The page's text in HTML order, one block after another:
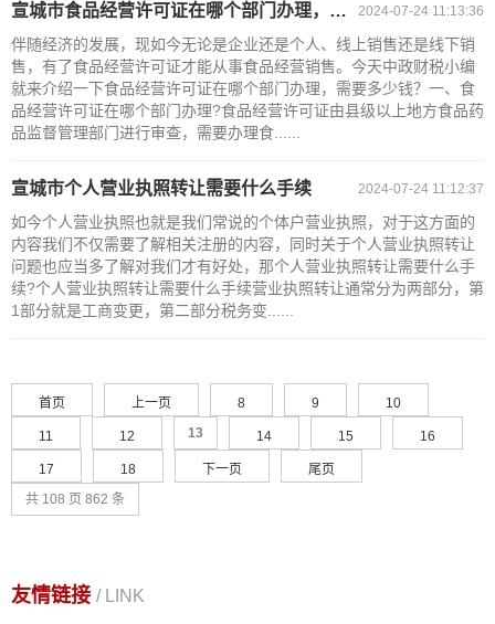
2024-07-24 11:13:36
宣城市食品经营许可证在哪个部门办理，需要多少钱？
伴随经济的发展，现如今无论是企业还是个人、线上销售还是线下销
售，有了食品经营许可证才能从事食品经营销售。今天中政财税小编
就来介绍一下食品经营许可证在哪个部门办理，需要多少钱？一、食
品经营许可证在哪个部门办理?食品经营许可证由县级以上地方食品药
品监督管理部门进行审查，需要办理食......
2024-07-24 11:12:37
宣城市个人营业执照转让需要什么手续
如今个人营业执照也就是我们常说的个体户营业执照，对于这方面的
内容我们不仅需要了解相关注册的内容，同时关于个人营业执照转让
问题也应当多了解对我们才有好处，那个人营业执照转让需要什么手
续?个人营业执照转让需要什么手续营业执照转让通常分为两部分，第
1部分就是工商变更，第二部分税务变......
首页 上一页 8 9 10
11 12 13 14 15 16
17 18 下一页
尾页
共 108 页 862 条
友情链接 / LINK